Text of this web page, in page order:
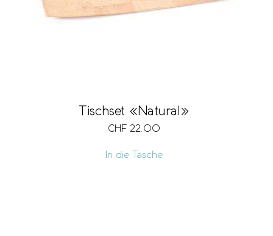
Tischset «Natural»
CHF 22.00
In die Tasche